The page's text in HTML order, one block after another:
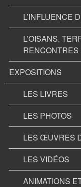
L’INFLUENCE
L’OISANS,
RENCONTRES
EXPOSITIONS
LES LIVRES
LES PHOTOS
LES ŒUVRES
LES VIDÉOS
ANIMATIONS